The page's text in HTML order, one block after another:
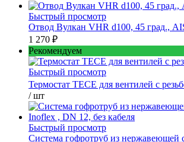
Быстрый просмотр
Отвод Вулкан VHR d100, 45 град.,
1 270 ₽
Рекомендуем
Быстрый просмотр
Термостат TECE для вентилей с
/ шт
Быстрый просмотр
Cистема гофротруб из нержавеющей